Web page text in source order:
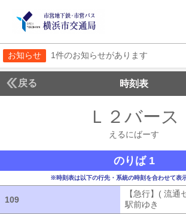
お知らせ 1件のお知らせがあります
戻る 時刻表
Ｌ２バース
えるにばーす
のりば 1
※時刻表は以下の行先・系統の時刻を合わせて表
109
【急行】( 流
駅前ゆき